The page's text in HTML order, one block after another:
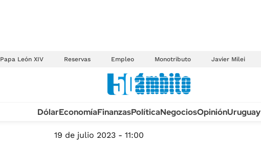
Papa León XIV Reservas Empleo Monotributo Javier Milei
TECNOLOGÍA
MÉXICO
DólarEconomíaFinanzasPolíticaNegociosOpiniónUruguay
19 de julio 2023 - 11:00